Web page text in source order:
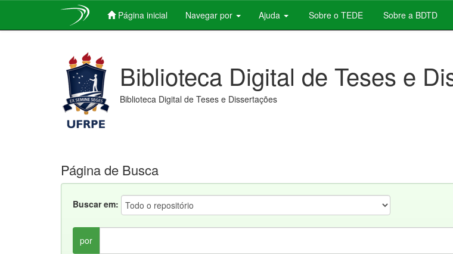
Página inicial Navegar por Ajuda Sobre o TEDE Sobre a BDTD
Biblioteca Digital de Teses e
Biblioteca Digital de Teses e Dissertações
Página de Busca
Buscar em:
por